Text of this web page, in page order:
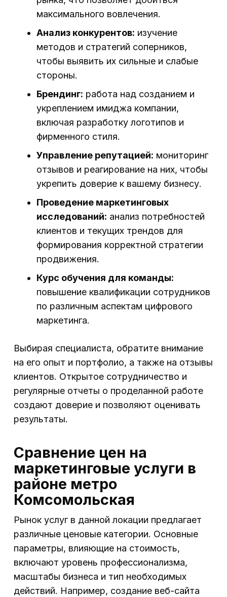
максимального вовлечения.
Анализ конкурентов: изучение
методов и стратегий соперников,
чтобы выявить их сильные и слабые
стороны.
Брендинг: работа над созданием и
укреплением имиджа компании,
включая разработку логотипов и
фирменного стиля.
Управление репутацией: мониторинг
отзывов и реагирование на них, чтобы
укрепить доверие к вашему бизнесу.
Проведение маркетинговых
исследований: анализ потребностей
клиентов и текущих трендов для
формирования корректной стратегии
продвижения.
Курс обучения для команды:
повышение квалификации сотрудников
по различным аспектам цифрового
маркетинга.
Выбирая специалиста, обратите внимание
на его опыт и портфолио, а также на отзывы
клиентов. Открытое сотрудничество и
регулярные отчеты о проделанной работе
создают доверие и позволяют оценивать
результаты.
Сравнение цен на
маркетинговые услуги в
районе метро
Комсомольская
Рынок услуг в данной локации предлагает
различные ценовые категории. Основные
параметры, влияющие на стоимость,
включают уровень профессионализма,
масштабы бизнеса и тип необходимых
действий. Например, создание веб-сайта